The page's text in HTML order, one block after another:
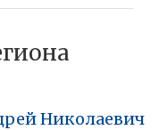
Николаевич